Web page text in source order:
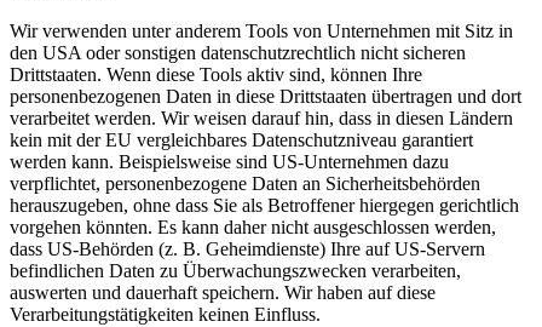
Wir verwenden unter anderem Tools von Unternehmen mit Sitz in
den USA oder sonstigen datenschutzrechtlich nicht sicheren
Drittstaaten. Wenn diese Tools aktiv sind, können Ihre
personenbezogenen Daten in diese Drittstaaten übertragen und dort
verarbeitet werden. Wir weisen darauf hin, dass in diesen Ländern
kein mit der EU vergleichbares Datenschutzniveau garantiert
werden kann. Beispielsweise sind US-Unternehmen dazu
verpflichtet, personenbezogene Daten an Sicherheitsbehörden
herauszugeben, ohne dass Sie als Betroffener hiergegen gerichtlich
vorgehen könnten. Es kann daher nicht ausgeschlossen werden,
dass US-Behörden (z. B. Geheimdienste) Ihre auf US-Servern
befindlichen Daten zu Überwachungszwecken verarbeiten,
auswerten und dauerhaft speichern. Wir haben auf diese
Verarbeitungstätigkeiten keinen Einfluss.